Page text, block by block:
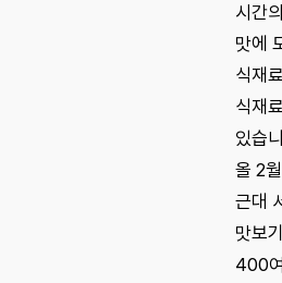
시간
맛에
식재
식재
있습
올 2
근대
맛보
400